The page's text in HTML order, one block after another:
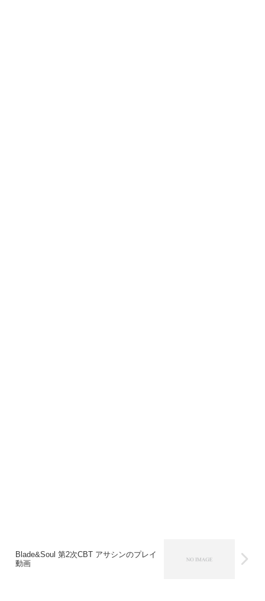
Blade&Soul 第2次CBT アサシンのプレイ
動画